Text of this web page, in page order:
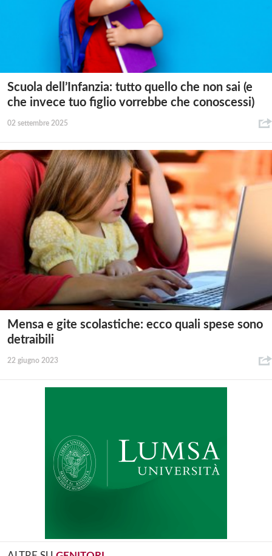
Scuola dell’Infanzia: tutto quello che non sai (e
che invece tuo figlio vorrebbe che conoscessi)
02 settembre 2025
Mensa e gite scolastiche: ecco quali spese sono
detraibili
22 giugno 2023